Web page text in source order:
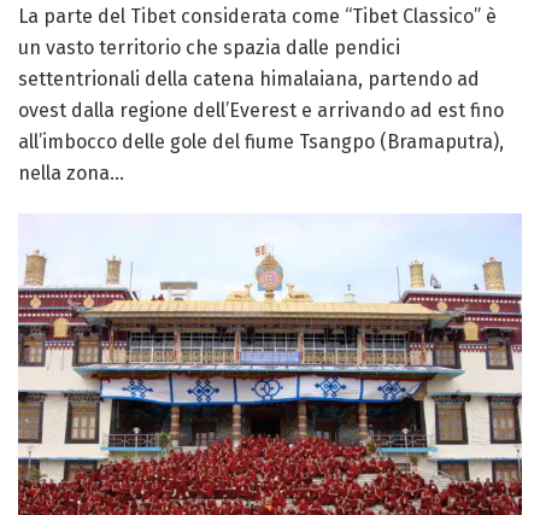
La parte del Tibet considerata come “Tibet Classico” è
un vasto territorio che spazia dalle pendici
settentrionali della catena himalaiana, partendo ad
ovest dalla regione dell’Everest e arrivando ad est fino
all’imbocco delle gole del fiume Tsangpo (Bramaputra),
nella zona...